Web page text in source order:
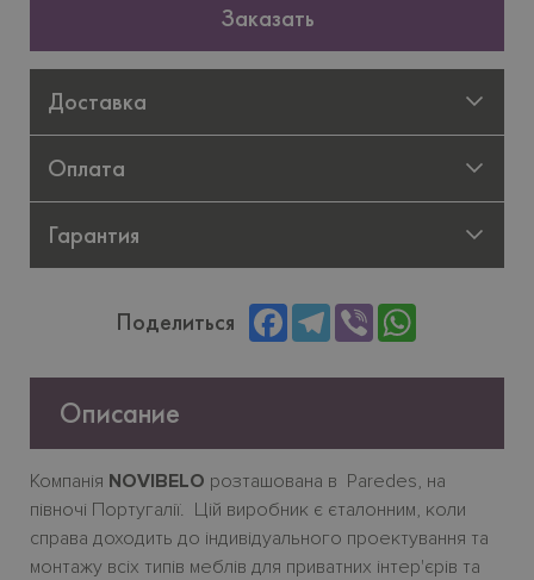
Заказать
Доставка
Оплата
Гарантия
Поделиться FacebookTelegram
Viber
Описание
Компанія NOVIBELO розташована в Paredes, на
півночі Португалії. Цій виробник є єталонним, коли
справа доходить до індивідуального проектування та
монтажу всіх типів меблів для приватних інтер'єрів та